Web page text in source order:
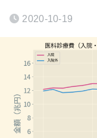
2020-10-19